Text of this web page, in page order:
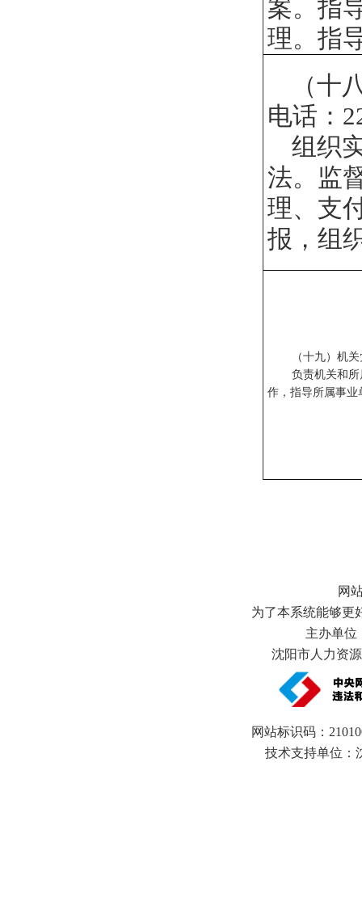
案。指
理。指
（十
电话：
组织
法。监
理、支
报，组
（十九）机
负责机关和
作，指导所属事业
网
为了本系统能够更
主办单位
沈阳市人力资
网站标识码：
技术支持单位：